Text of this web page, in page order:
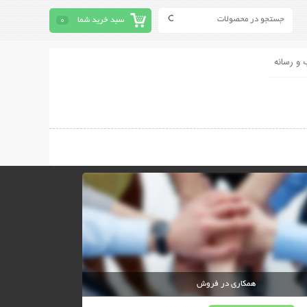
سبد خرید شما 0
و رسانه
همکاری در فروش